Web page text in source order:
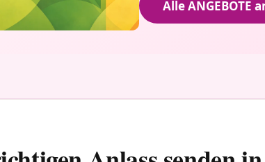
Alle ANGEBOTE